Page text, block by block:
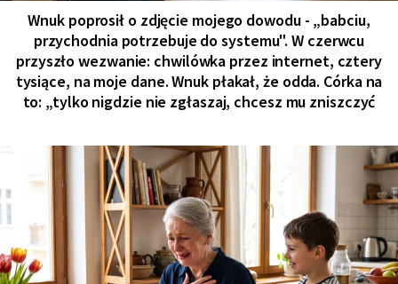
Wnuk poprosił o zdjęcie mojego dowodu - „babciu,
przychodnia potrzebuje do systemu". W czerwcu
przyszło wezwanie: chwilówka przez internet, cztery
tysiące, na moje dane. Wnuk płakał, że odda. Córka na
to: „tylko nigdzie nie zgłaszaj, chcesz mu zniszczyć